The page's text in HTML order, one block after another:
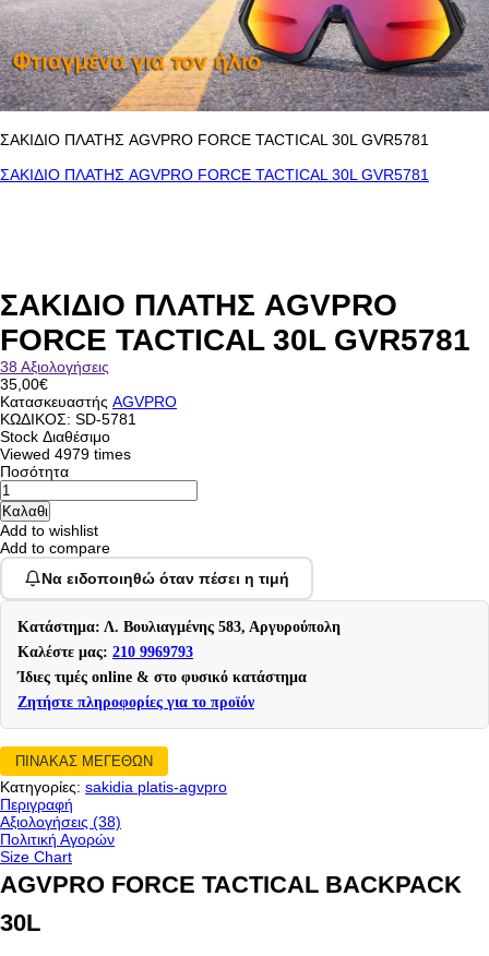
ΣΑΚΙΔΙΟ ΠΛΑΤΗΣ AGVPRO FORCE TACTICAL 30L GVR5781
ΣΑΚΙΔΙΟ ΠΛΑΤΗΣ AGVPRO FORCE TACTICAL 30L GVR5781
ΣΑΚΙΔΙΟ ΠΛΑΤΗΣ AGVPRO
FORCE TACTICAL 30L GVR5781
38 Αξιολογήσεις
35,00€
Κατασκευαστής AGVPRO
ΚΩΔΙΚΟΣ: SD-5781
Stock Διαθέσιμο
Viewed 4979 times
Ποσότητα
Add to wishlist
Add to compare
Να ειδοποιηθώ όταν πέσει η τιμή
Κατάστημα: Λ. Βουλιαγμένης 583, Αργυρούπολη
Καλέστε μας: 210 9969793
Ίδιες τιμές online & στο φυσικό κατάστημα
Ζητήστε πληροφορίες για το προϊόν
ΠΙΝΑΚΑΣ ΜΕΓΕΘΩΝ
Κατηγορίες: sakidia platis-agvpro
Περιγραφή
Αξιολογήσεις (38)
Πολιτική Αγορών
Size Chart
AGVPRO FORCE TACTICAL BACKPACK
30L